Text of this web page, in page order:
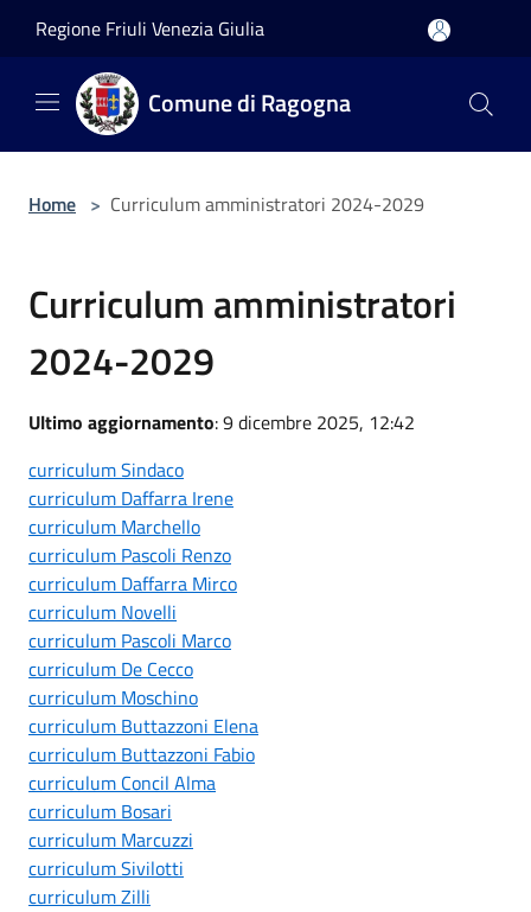
Regione Friuli Venezia Giulia
Comune di Ragogna
Home > Curriculum amministratori 2024-2029
Curriculum amministratori
2024-2029
Ultimo aggiornamento: 9 dicembre 2025, 12:42
curriculum Sindaco
curriculum Daffarra Irene
curriculum Marchello
curriculum Pascoli Renzo
curriculum Daffarra Mirco
curriculum Novelli
curriculum Pascoli Marco
curriculum De Cecco
curriculum Moschino
curriculum Buttazzoni Elena
curriculum Buttazzoni Fabio
curriculum Concil Alma
curriculum Bosari
curriculum Marcuzzi
curriculum Sivilotti
curriculum Zilli